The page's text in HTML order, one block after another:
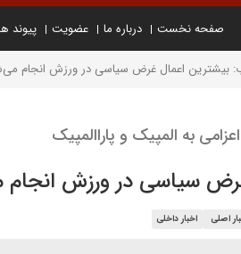
صفحه نخست درباره ما عضویت پیوند
بیشترین اعمال غرض سیاسی در ورزش انجام
به المپیک و پاراالمپیک
غرض سیاسی در ورزش
اصلی اخبار داخلی